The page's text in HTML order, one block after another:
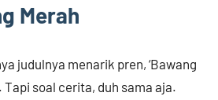
Merah
judulnya menarik pren, ‘Bawang
Tapi soal cerita, duh sama aja.